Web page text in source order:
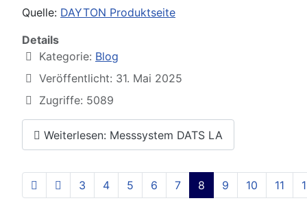
Quelle: DAYTON Produktseite
Details
Kategorie: Blog
Veröffentlicht: 31. Mai 2025
Zugriffe: 5089
Weiterlesen: Messsystem DATS LA
Seite 8 von 129
3 4 5 6 7 8 9 10 11